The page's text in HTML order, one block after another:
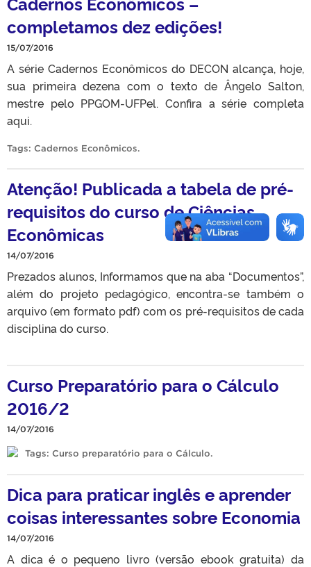
completamos dez edições!
15/07/2016
A série Cadernos Econômicos do DECON alcança, hoje,
sua primeira dezena com o texto de Ângelo Salton,
mestre pelo PPGOM-UFPel. Confira a série completa
aqui.
Tags: Cadernos Econômicos.
Atenção! Publicada a tabela de pré-
requisitos do curso de Ciências
Econômicas
14/07/2016
Prezados alunos, Informamos que na aba “Documentos”,
além do projeto pedagógico, encontra-se também o
arquivo (em formato pdf) com os pré-requisitos de cada
disciplina do curso.
Curso Preparatório para o Cálculo
2016/2
14/07/2016
Tags: Curso preparatório para o Cálculo.
Dica para praticar inglês e aprender
coisas interessantes sobre Economia
14/07/2016
A dica é o pequeno livro (versão ebook gratuita) da